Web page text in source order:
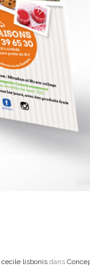
cecile lisbonis dans